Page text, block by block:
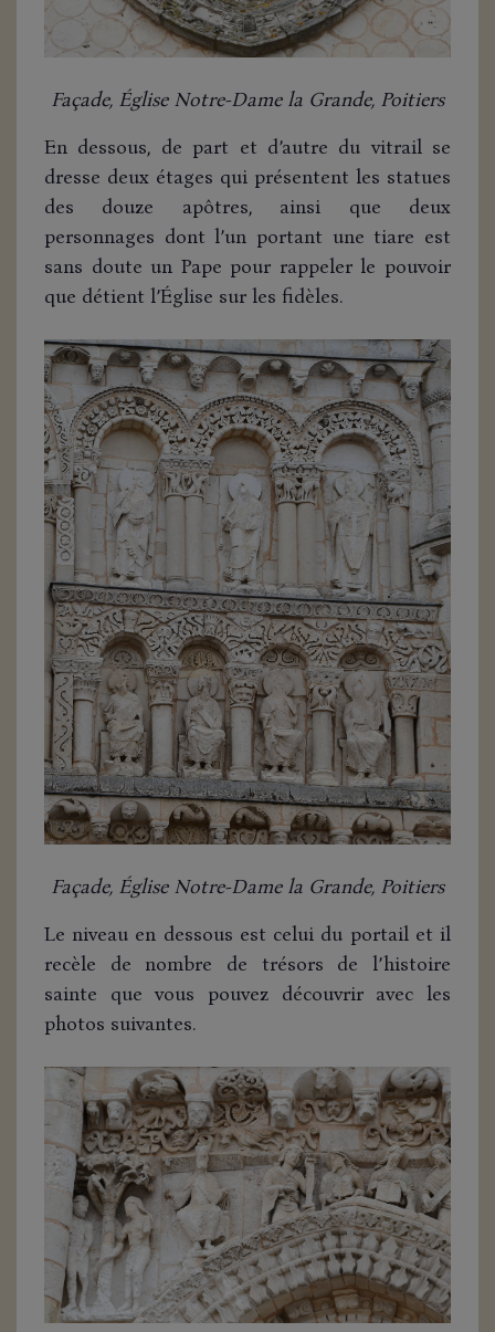
Façade, Église Notre-Dame la Grande, Poitiers
En dessous, de part et d’autre du vitrail se
dresse deux étages qui présentent les statues
des douze apôtres, ainsi que deux
personnages dont l’un portant une tiare est
sans doute un Pape pour rappeler le pouvoir
que détient l’Église sur les fidèles.
Façade, Église Notre-Dame la Grande, Poitiers
Le niveau en dessous est celui du portail et il
recèle de nombre de trésors de l’histoire
sainte que vous pouvez découvrir avec les
photos suivantes.